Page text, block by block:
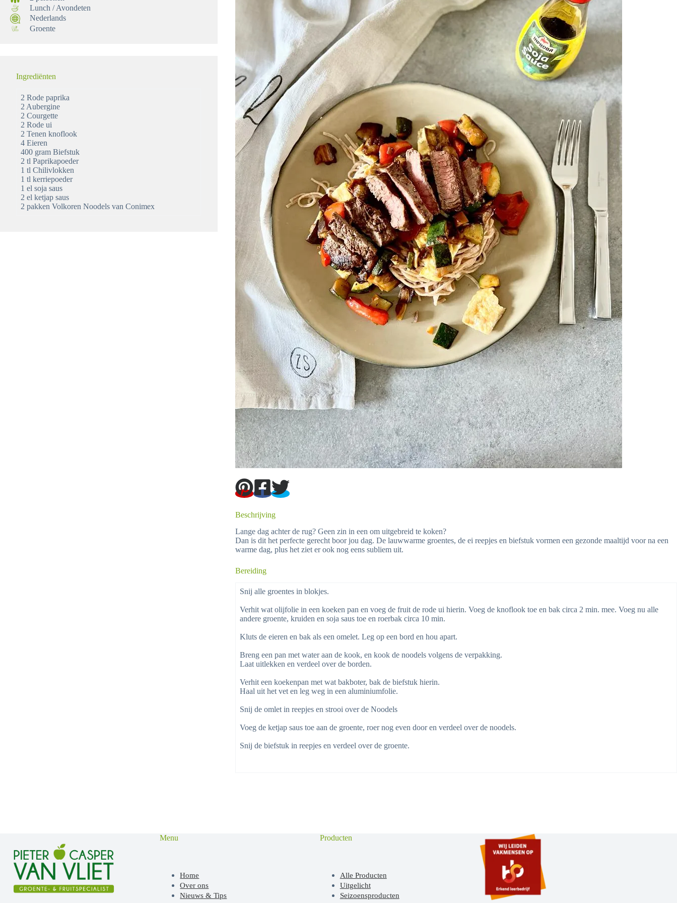
Lunch / Avondeten
Nederlands
Groente
Ingrediënten
2 Rode paprika
2 Aubergine
2 Courgette
2 Rode ui
2 Tenen knoflook
4 Eieren
400 gram Biefstuk
2 tl Paprikapoeder
1 tl Chilivlokken
1 tl kerriepoeder
1 el soja saus
2 el ketjap saus
2 pakken Volkoren Noodels van Conimex
Beschrijving
Lange dag achter de rug? Geen zin in een om uitgebreid te koken?
Dan is dit het perfecte gerecht boor jou dag. De lauwwarme groentes, de ei reepjes en biefstuk vormen een gezonde maaltijd voor na een
warme dag, plus het ziet er ook nog eens subliem uit.
Bereiding
Snij alle groentes in blokjes.
Verhit wat olijfolie in een koeken pan en voeg de fruit de rode ui hierin. Voeg de knoflook toe en bak circa 2 min. mee. Voeg nu alle
andere groente, kruiden en soja saus toe en roerbak circa 10 min.
Kluts de eieren en bak als een omelet. Leg op een bord en hou apart.
Breng een pan met water aan de kook, en kook de noodels volgens de verpakking.
Laat uitlekken en verdeel over de borden.
Verhit een koekenpan met wat bakboter, bak de biefstuk hierin.
Haal uit het vet en leg weg in een aluminiumfolie.
Snij de omlet in reepjes en strooi over de Noodels
Voeg de ketjap saus toe aan de groente, roer nog even door en verdeel over de noodels.
Snij de biefstuk in reepjes en verdeel over de groente.
Menu
Home
Over ons
Nieuws & Tips
Producten
Alle Producten
Uitgelicht
Seizoensproducten